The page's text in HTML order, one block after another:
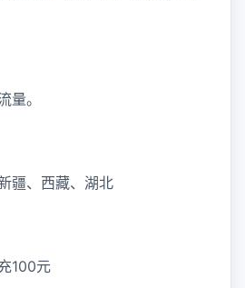
量。
疆、西藏、湖北
100元